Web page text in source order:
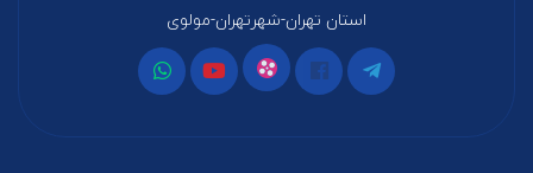
استان تهران-شهرتهران-مولوی